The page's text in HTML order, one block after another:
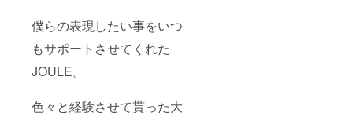
僕らの表現したい事をいつ
もサポートさせてくれた
JOULE。
色々と経験させて貰った大